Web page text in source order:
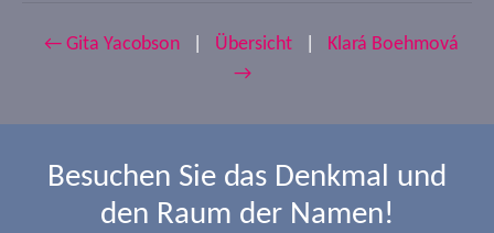
← Gita Yacobson Übersicht
Klará Boehmová
→
Besuchen Sie das Denkmal und
den Raum der Namen!